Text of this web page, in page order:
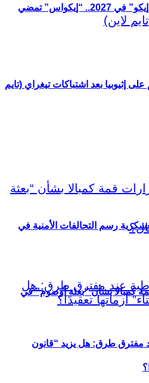
إثيوبيا بعد اشتباكات تيغراي (تايم
كمبالا بشأن “بعثة أوصوم” في
إطلاق العملة الموحدة “إيكو” في 2027.. “إيكواس” تمضي
رسم التحالفات الأمنية في
مفترق طرق: هل يزيد “قانون